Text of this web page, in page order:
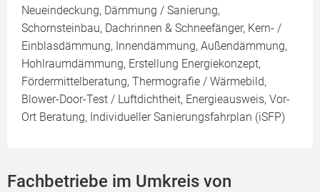
Neueindeckung, Dämmung / Sanierung,
Schornsteinbau, Dachrinnen & Schneefänger, Kern- /
Einblasdämmung, Innendämmung, Außendämmung,
Hohlraumdämmung, Erstellung Energiekonzept,
Fördermittelberatung, Thermografie / Wärmebild,
Blower-Door-Test / Luftdichtheit, Energieausweis, Vor-
Ort Beratung, Individueller Sanierungsfahrplan (iSFP)
Fachbetriebe im Umkreis von